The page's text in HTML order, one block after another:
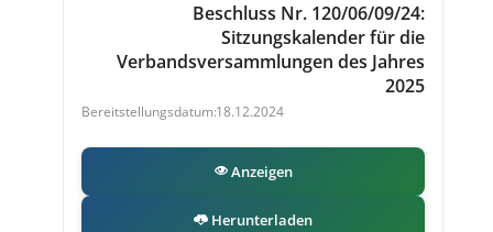
Beschluss Nr. 120/06/09/24:
Sitzungskalender für die
Verbandsversammlungen des Jahres
2025
18.12.2024
Anzeigen
Herunterladen